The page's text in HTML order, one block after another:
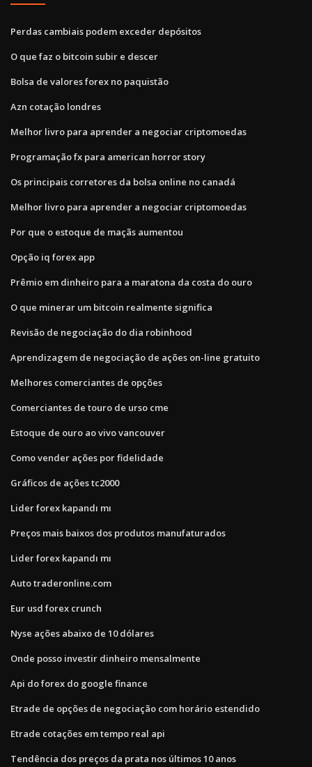
Perdas cambiais podem exceder depósitos
O que faz o bitcoin subir e descer
Bolsa de valores forex no paquistão
Azn cotação londres
Melhor livro para aprender a negociar criptomoedas
Programação fx para american horror story
Os principais corretores da bolsa online no canadá
Melhor livro para aprender a negociar criptomoedas
Por que o estoque de maçãs aumentou
Opção iq forex app
Prêmio em dinheiro para a maratona da costa do ouro
O que minerar um bitcoin realmente significa
Revisão de negociação do dia robinhood
Aprendizagem de negociação de ações on-line gratuito
Melhores comerciantes de opções
Comerciantes de touro de urso cme
Estoque de ouro ao vivo vancouver
Como vender ações por fidelidade
Gráficos de ações tc2000
Lider forex kapandı mı
Preços mais baixos dos produtos manufaturados
Lider forex kapandı mı
Auto traderonline.com
Eur usd forex crunch
Nyse ações abaixo de 10 dólares
Onde posso investir dinheiro mensalmente
Api do forex do google finance
Etrade de opções de negociação com horário estendido
Etrade cotações em tempo real api
Tendência dos preços da prata nos últimos 10 anos